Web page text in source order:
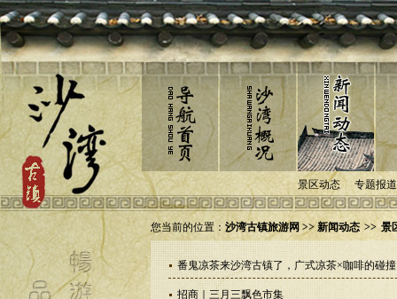
景区动态 专题报道
您当前的位置： 沙湾古镇旅游网 >> 新闻动态 >> 景
番鬼凉茶来沙湾古镇了，广式凉茶×咖啡的碰
招商｜三月三飘色市集